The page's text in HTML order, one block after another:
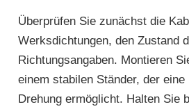
Überprüfen Sie zunächst die
Werksdichtungen, den Zustand
Richtungsangaben. Montieren
einem stabilen Ständer, der eine
Drehung ermöglicht. Halten Sie